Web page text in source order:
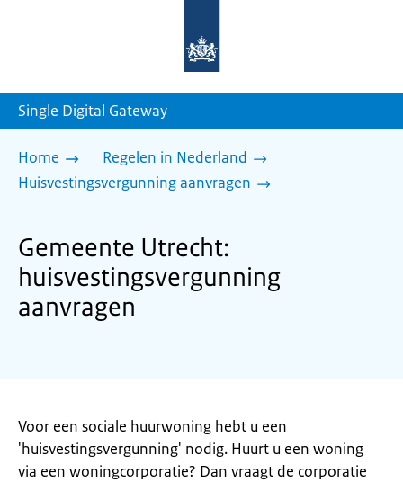
homepage
Single Digital Gateway
Home
Regelen in Nederland
Huisvestingsvergunning aanvragen
Gemeente Utrecht:
huisvestingsvergunning
aanvragen
Voor een sociale huurwoning hebt u een
'huisvestingsvergunning' nodig. Huurt u een woning
via een woningcorporatie? Dan vraagt de corporatie